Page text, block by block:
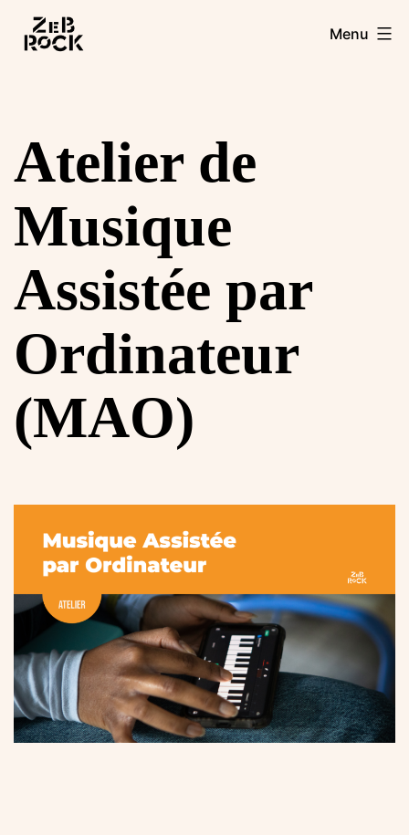
Aller
Zebrock Menu
Atelier de
Musique
Assistée par
Ordinateur
(MAO)